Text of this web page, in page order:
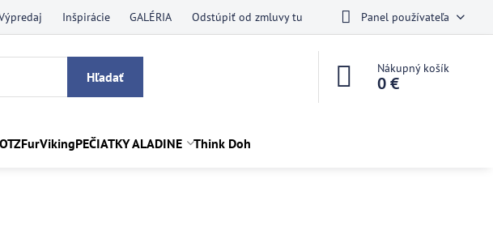
Inšpirácie GALÉRIA Odstúpiť od zmluvy tu Panel používateľa
Hľadať
Nákupný košík
0 €
FurVikingPEČIATKY ALADINE Think Doh